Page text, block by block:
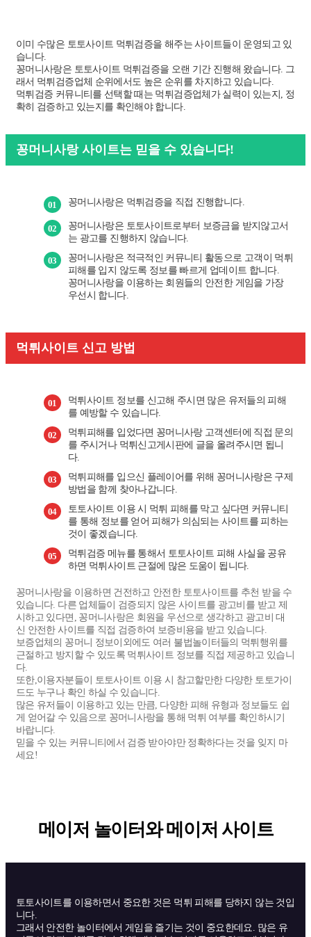
이미 수많은 토토사이트 먹튀검증을 해주는 사이트들이 운영되고 있
습니다.
꽁머니사랑은 토토사이트 먹튀검증을 오랜 기간 진행해 왔습니다. 그
래서 먹튀검증업체 순위에서도 높은 순위를 차지하고 있습니다.
먹튀검증 커뮤니티를 선택할 때는 먹튀검증업체가 실력이 있는지, 정
확히 검증하고 있는지를 확인해야 합니다.
꽁머니사랑 사이트는 믿을 수 있습니다!
01 꽁머니사랑은 먹튀검증을 직접 진행합니다.
02
꽁머니사랑은 토토사이트로부터 보증금을 받지않고서
는 광고를 진행하지 않습니다.
03
꽁머니사랑은 적극적인 커뮤니티 활동으로 고객이 먹튀
피해를 입지 않도록 정보를 빠르게 업데이트 합니다.
꽁머니사랑을 이용하는 회원들의 안전한 게임을 가장
우선시 합니다.
먹튀사이트 신고 방법
01
먹튀사이트 정보를 신고해 주시면 많은 유저들의 피해
를 예방할 수 있습니다.
02
먹튀피해를 입었다면 꽁머니사랑 고객센터에 직접 문의
를 주시거나 먹튀신고게시판에 글을 올려주시면 됩니
다.
03
먹튀피해를 입으신 플레이어를 위해 꽁머니사랑은 구제
방법을 함께 찾아나갑니다.
04
토토사이트 이용 시 먹튀 피해를 막고 싶다면 커뮤니티
를 통해 정보를 얻어 피해가 의심되는 사이트를 피하는
것이 좋겠습니다.
05
먹튀검증 메뉴를 통해서 토토사이트 피해 사실을 공유
하면 먹튀사이트 근절에 많은 도움이 됩니다.
꽁머니사랑을 이용하면 건전하고 안전한 토토사이트를 추천 받을 수
있습니다. 다른 업체들이 검증되지 않은 사이트를 광고비를 받고 제
시하고 있다면, 꽁머니사랑은 회원을 우선으로 생각하고 광고비 대
신 안전한 사이트를 직접 검증하여 보증비용을 받고 있습니다.
보증업체의 꽁머니 정보이외에도 여러 불법놀이터들의 먹튀행위를
근절하고 방지할 수 있도록 먹튀사이트 정보를 직접 제공하고 있습니
다.
또한,이용자분들이 토토사이트 이용 시 참고할만한 다양한 토토가이
드도 누구나 확인 하실 수 있습니다.
많은 유저들이 이용하고 있는 만큼, 다양한 피해 유형과 정보들도 쉽
게 얻어갈 수 있음으로 꽁머니사랑을 통해 먹튀 여부를 확인하시기
바랍니다.
믿을 수 있는 커뮤니티에서 검증 받아야만 정확하다는 것을 잊지 마
세요!
메이저 놀이터와 메이저 사이트
토토사이트를 이용하면서 중요한 것은 먹튀 피해를 당하지 않는 것입
니다.
그래서 안전한 놀이터에서 게임을 즐기는 것이 중요한데요. 많은 유